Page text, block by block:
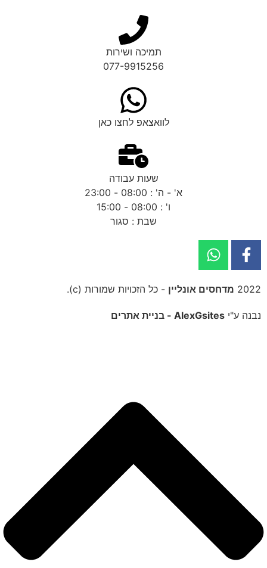
תמיכה ושירות
077-9915256
לוואצאפ לחצו כאן
שעות עבודה
א' - ה' : 08:00 - 23:00
ו' : 08:00 - 15:00
שבת : סגור
נבנה ע"י AlexGsites - בניית אתרים
2022 מדחסים אונליין - כל הזכויות שמורות (c).